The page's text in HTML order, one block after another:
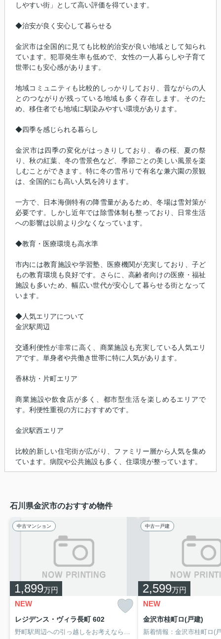
しやすい街」として高い評価を得ています。
◆治安が良く安心して暮らせる
金沢市は全国的に見ても比較的治安が良い地域として知られ
ています。犯罪発生率も低めで、女性の一人暮らしや子育て
世帯にも安心感があります。
地域コミュニティも比較的しっかりしており、昔ながらの人
とのつながりが残っている地域も多く存在します。そのた
め、移住者でも地域に馴染みやすい環境があります。
◆四季を感じられる暮らし
金沢市は四季の変化がはっきりしており、春の桜、夏の祭
り、秋の紅葉、冬の雪景色など、季節ごとの美しい風景を楽
しむことができます。特に冬の雪吊りで有名な兼六園の景観
は、全国的にも高い人気を誇ります。
一方で、日本海側特有の降雪量があるため、冬場は雪対策が
必要です。しかし近年では除雪体制も整っており、日常生活
への影響は以前より少なくなっています。
◆教育・医療環境も高水準
市内には教育施設や学習塾、医療機関が充実しており、子ど
もの教育環境も良好です。さらに、高齢者向けの医療・福祉
施設も多いため、幅広い世代が安心して暮らせる街となって
います。
◆人気エリアについて
金沢駅周辺
交通利便性が非常に高く、商業施設も充実している人気エリ
アです。単身者や共働き世帯に特に人気があります。
香林坊・片町エリア
商業施設や飲食店が多く、都市型生活を楽しめるエリアで
す。利便性重視の方におすすめです。
金沢駅西エリア
比較的新しい住宅街が広がり、ファミリー層から人気を集め
ています。病院や公共施設も多く、住環境が整っています。
石川県金沢市のおすすめ物件
中古マンション
1,899万円
NEW
レジデンス・ヴィラ長町 602
中古一戸建
2,599万円
NEW
金沢市桂町ロ(戸建)